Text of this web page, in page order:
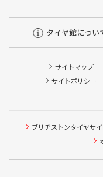
タイヤ館につい
サイトマップ
サイトポリシー
ブリヂストンタイヤサ
タイヤ点検・安全
ピット作業の予約